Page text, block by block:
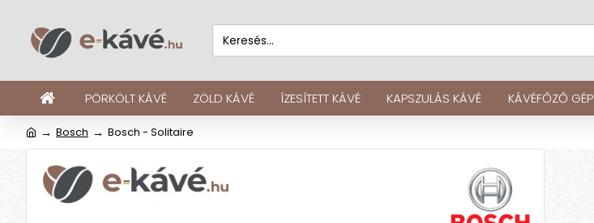
PÖRKÖLT KÁVÉ ZÖLD KÁVÉ ÍZESÍTETT KÁVÉ KAPSZULÁS KÁVÉ KÁVÉFŐZŐ GÉP
Bosch Bosch - Solitaire